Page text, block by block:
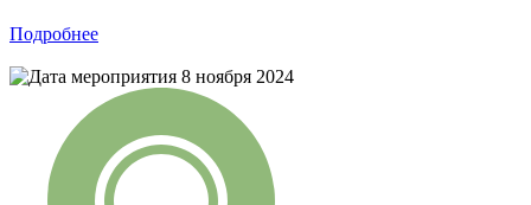
Подробнее
8 ноября 2024